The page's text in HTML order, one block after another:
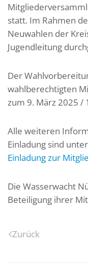
statt. Im Rahmen
Neuwahlen der
Jugendleitung
Der
wahlberechtigten
zum 9. März 2025 /
Alle weiteren
Einladung sind
Einladung zur
Die Wasserwacht
Beteiligung ihrer
Zurück